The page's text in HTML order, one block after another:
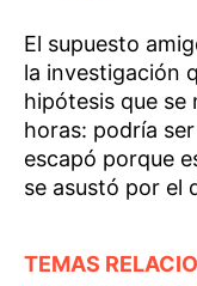
El supuesto
la investigación
hipótesis que se
horas: podría
escapó porque
se asustó por el
TEMAS